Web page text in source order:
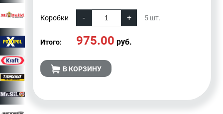
Коробки 5шт.
Итого: 975.00 руб.
В КОРЗИНУ